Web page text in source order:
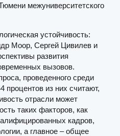
межуниверситетского
устойчивость:
Моор, Сергей Цивилев и
развития
вызовов.
проведенного среди
процентов из них считают,
отрасли может
таких факторов, как
кадров,
а главное – общее